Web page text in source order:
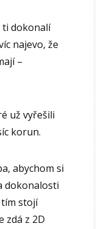
ti dokonalí
najevo, že
–
už vyřešili
korun.
abychom si
dokonalosti
stojí
zdá z 2D